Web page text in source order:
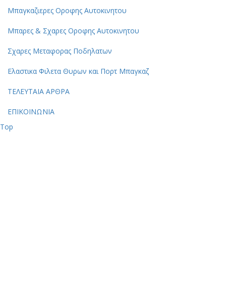
Μπαγκαζιερες Οροφης Αυτοκινητου
Μπαρες & Σχαρες Οροφης Αυτοκινητου
Σχαρες Μεταφορας Ποδηλατων
Ελαστικα Φιλετα Θυρων και Πορτ Μπαγκαζ
ΤΕΛΕΥΤΑΙΑ ΑΡΘΡΑ
ΕΠΙΚΟΙΝΩΝΙΑ
Top